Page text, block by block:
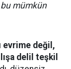
mümkün
evrime değil,
delil teşkil